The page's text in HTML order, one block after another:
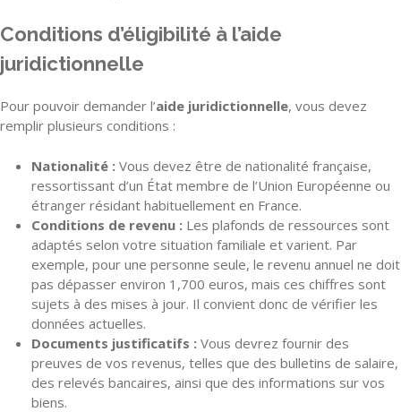
Conditions d’éligibilité à l’aide
juridictionnelle
Pour pouvoir demander l’aide juridictionnelle, vous devez
remplir plusieurs conditions :
Nationalité : Vous devez être de nationalité française,
ressortissant d’un État membre de l’Union Européenne ou
étranger résidant habituellement en France.
Conditions de revenu : Les plafonds de ressources sont
adaptés selon votre situation familiale et varient. Par
exemple, pour une personne seule, le revenu annuel ne doit
pas dépasser environ 1,700 euros, mais ces chiffres sont
sujets à des mises à jour. Il convient donc de vérifier les
données actuelles.
Documents justificatifs : Vous devrez fournir des
preuves de vos revenus, telles que des bulletins de salaire,
des relevés bancaires, ainsi que des informations sur vos
biens.